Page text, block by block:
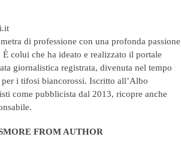
di professione con una profonda passione
colui che ha ideato e realizzato il portale
giornalistica registrata, divenuta nel tempo
i tifosi biancorossi. Iscritto all’Albo
come pubblicista dal 2013, ricopre anche
MORE FROM AUTHOR